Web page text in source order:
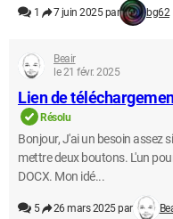
1 7 juin 2025 par bg62
Beair
le 21 févr. 2025
Lien de
Résolu
Bonjour, J'ai un besoin assez
mettre deux boutons. L'un
DOCX. Mon idé...
5 26 mars 2025 par